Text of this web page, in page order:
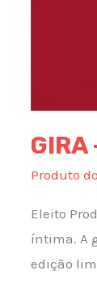
GIRA
Produto
Eleito
íntima. A
edição